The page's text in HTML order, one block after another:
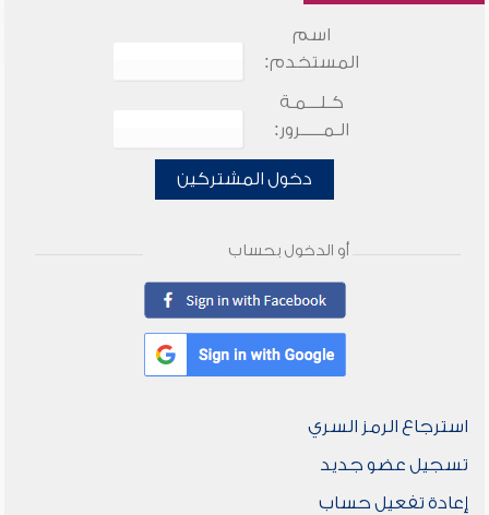
اسم
المستخدم:
كـلـــمـة
الـمـــــرور:
دخول المشتركين
أو الدخول بحساب
استرجاع الرمز السري
تسجيل عضو جديد
إعادة تفعيل حساب